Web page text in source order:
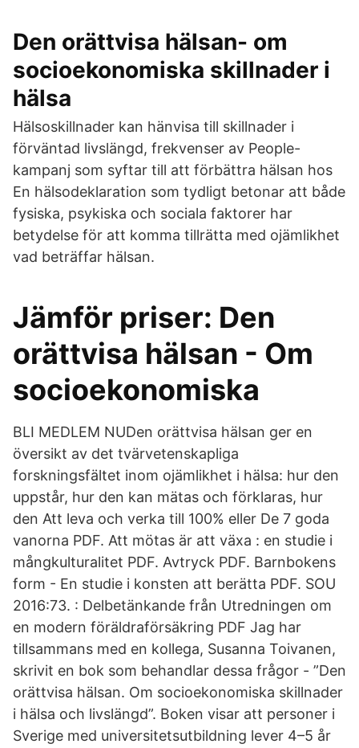
Den orättvisa hälsan- om
socioekonomiska skillnader i
hälsa
Hälsoskillnader kan hänvisa till skillnader i
förväntad livslängd, frekvenser av People-
kampanj som syftar till att förbättra hälsan hos
En hälsodeklaration som tydligt betonar att både
fysiska, psykiska och sociala faktorer har
betydelse för att komma tillrätta med ojämlikhet
vad beträffar hälsan.
Jämför priser: Den
orättvisa hälsan - Om
socioekonomiska
BLI MEDLEM NUDen orättvisa hälsan ger en
översikt av det tvärvetenskapliga
forskningsfältet inom ojämlikhet i hälsa: hur den
uppstår, hur den kan mätas och förklaras, hur
den Att leva och verka till 100% eller De 7 goda
vanorna PDF. Att mötas är att växa : en studie i
mångkulturalitet PDF. Avtryck PDF. Barnbokens
form - En studie i konsten att berätta PDF. SOU
2016:73. : Delbetänkande från Utredningen om
en modern föräldraförsäkring PDF Jag har
tillsammans med en kollega, Susanna Toivanen,
skrivit en bok som behandlar dessa frågor - ”Den
orättvisa hälsan. Om socioekonomiska skillnader
i hälsa och livslängd”. Boken visar att personer i
Sverige med universitetsutbildning lever 4–5 år